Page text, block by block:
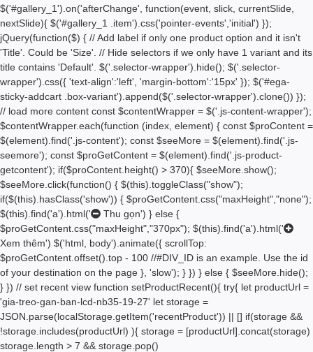
$('#gallery_1').on('afterChange', function(event, slick, currentSlide,
nextSlide){ $('#gallery_1 .item').css('pointer-events','initial') });
jQuery(function($) { // Add label if only one product option and it isn't
'Title'. Could be 'Size'. // Hide selectors if we only have 1 variant and its
title contains 'Default'. $('.selector-wrapper').hide(); $('.selector-
wrapper').css({ 'text-align':'left', 'margin-bottom':'15px' }); $('#ega-
sticky-addcart .box-variant').append($('.selector-wrapper').clone()) });
// load more content const $contentWrapper = $('.js-content-wrapper');
$contentWrapper.each(function (index, element) { const $proContent =
$(element).find('.js-content'); const $seeMore = $(element).find('.js-
seemore'); const $proGetContent = $(element).find('.js-product-
getcontent'); if($proContent.height() > 370){ $seeMore.show();
$seeMore.click(function() { $(this).toggleClass("show");
if($(this).hasClass('show')) { $proGetContent.css("maxHeight","none");
$(this).find('a').html('
Thu gọn') } else {
$proGetContent.css("maxHeight","370px"); $(this).find('a').html('
Xem thêm') $('html, body').animate({ scrollTop:
$proGetContent.offset().top - 100 //#DIV_ID is an example. Use the id
of your destination on the page }, 'slow'); } }) } else { $seeMore.hide();
} }) // set recent view function setProductRecent(){ try{ let productUrl =
'gia-treo-gan-ban-lcd-nb35-19-27' let storage =
JSON.parse(localStorage.getItem('recentProduct')) || [] if(storage &&
!storage.includes(productUrl) ){ storage = [productUrl].concat(storage)
storage.length > 7 && storage.pop()